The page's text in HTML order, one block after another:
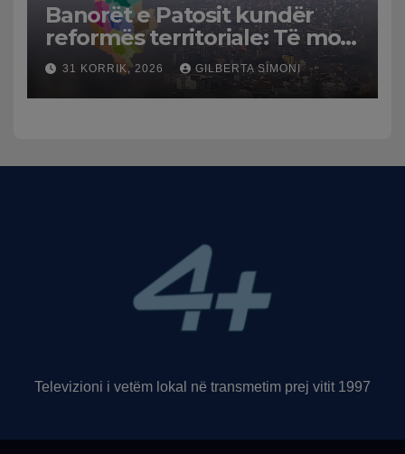
Banorët e Patosit kundër
reformës territoriale: Të mos
humbasim identitetin e
qytetit
31 KORRIK, 2026 GILBERTA SIMONI
Televizioni i vetëm lokal në transmetim prej vitit 1997